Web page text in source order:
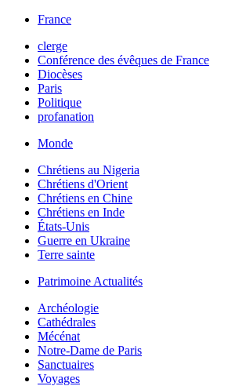
France
clerge
Conférence des évêques de France
Diocèses
Paris
Politique
profanation
Monde
Chrétiens au Nigeria
Chrétiens d'Orient
Chrétiens en Chine
Chrétiens en Inde
États-Unis
Guerre en Ukraine
Terre sainte
Patrimoine Actualités
Archéologie
Cathédrales
Mécénat
Notre-Dame de Paris
Sanctuaires
Voyages